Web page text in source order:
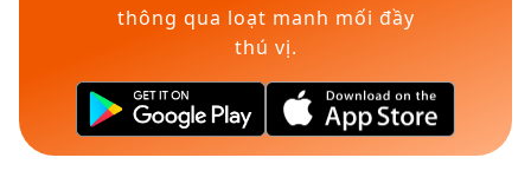
thông qua loạt manh mối đầy
thú vị.